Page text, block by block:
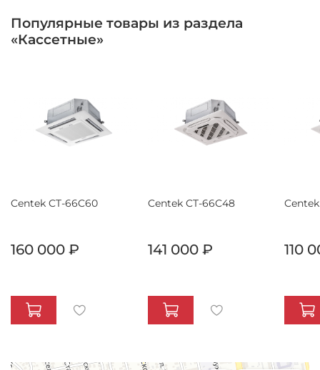
Популярные товары из раздела
«Кассетные»
Centek CT-66C60
160 000 ₽
Centek CT-66C48
141 000 ₽ 110